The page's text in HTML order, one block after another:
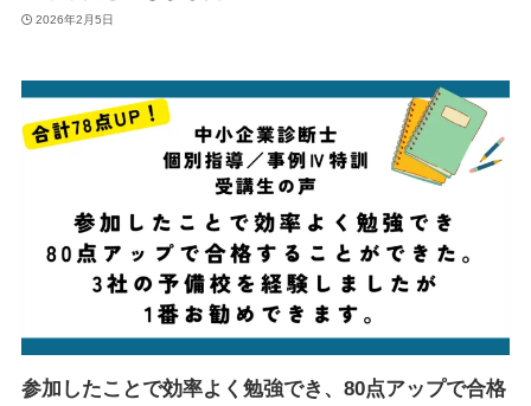
2026年2月5日
参加したことで効率よく勉強でき、80点アップで合格